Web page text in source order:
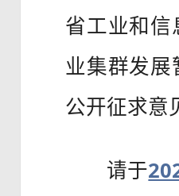
省工业和
业集群发
公开征求意
请于